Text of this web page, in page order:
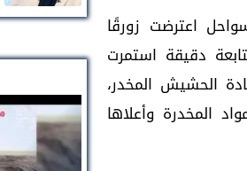
اعترضت زورقًا
دقيقة استمرت
وجود 253 كيلوغرامًا من مادة الحشيش المخدر،
المخدرة وأعلاها